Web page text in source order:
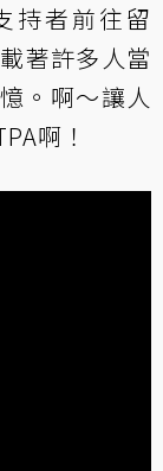
持者前往留
著許多人當
。啊～讓人
啊！